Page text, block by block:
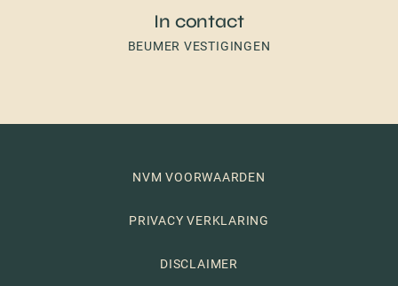
In contact
BEUMER VESTIGINGEN
NVM VOORWAARDEN
PRIVACY VERKLARING
DISCLAIMER